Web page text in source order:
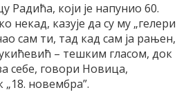
Радића, који је напунио 60.
некад, казује да су му „гелери
сам ти, тад кад сам ја рањен,
– тешким гласом, док
себе, говори Новица,
новембра”.